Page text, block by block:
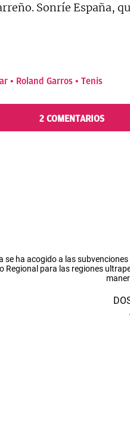
Sonríe España,
Roland Garros Tenis
2 COMENTARIOS
se ha acogido a las
Regional para las regiones